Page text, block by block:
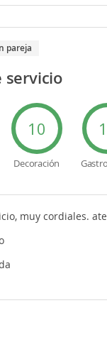
en pareja
servicio
10
Decoración
muy cordiales.